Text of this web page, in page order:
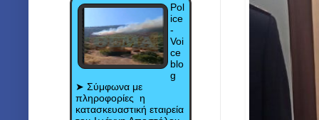
Pol
ice
-
Voi
ce
blo
g
➤ Σύμφωνα με
πληροφορίες η
κατασκευαστική εταιρεία